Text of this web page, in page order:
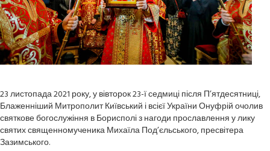
23 листопада 2021 року, у вівторок 23-ї седмиці після П’ятдесятниці,
Блаженніший Митрополит Київський і всієї України Онуфрій очолив
святкове богослужіння в Борисполі з нагоди прославлення у лику
святих священномученика Михаїла Под’єльського, пресвітера
Зазимського.